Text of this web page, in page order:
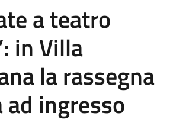
a teatro
in Villa
la rassegna
ingresso